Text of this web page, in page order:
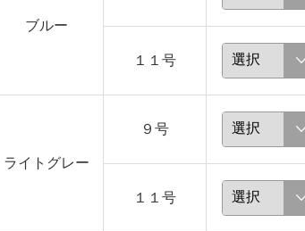
ブルー
１１号
ライトグレー
９号
１１号